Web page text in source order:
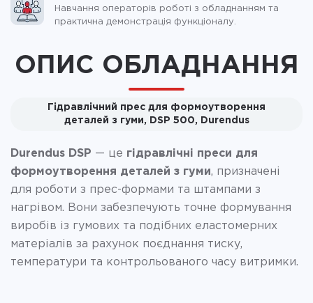
Навчання операторів роботі з обладнанням та
практична демонстрація функціоналу.
ОПИС ОБЛАДНАННЯ
Гідравлічний прес для формоутворення
деталей з гуми, DSP 500, Durendus
Durendus DSP — це гідравлічні преси для
формоутворення деталей з гуми, призначені
для роботи з прес-формами та штампами з
нагрівом. Вони забезпечують точне формування
виробів із гумових та подібних еластомерних
матеріалів за рахунок поєднання тиску,
температури та контрольованого часу витримки.